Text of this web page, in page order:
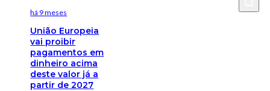
há 9 meses
União Europeia
vai proibir
pagamentos em
dinheiro acima
deste valor já a
partir de 2027